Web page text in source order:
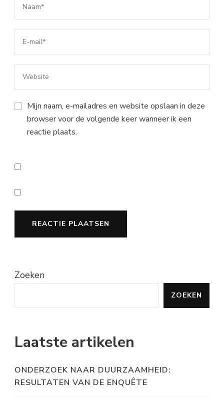
Mijn naam, e-mailadres en website opslaan in deze
browser voor de volgende keer wanneer ik een
reactie plaats.
Zoeken
ZOEKEN
Laatste artikelen
ONDERZOEK NAAR DUURZAAMHEID:
RESULTATEN VAN DE ENQUÊTE